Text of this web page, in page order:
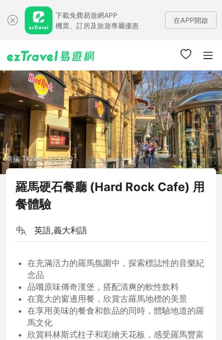
下載免費易遊網APP
機票、訂房及旅遊專屬優惠
在APP開啟
商編 TKNKL-135370
羅馬硬石餐廳 (Hard Rock Cafe) 用
餐體驗
英語,義大利語
在充滿活力的羅馬氛圍中，探索標誌性的音樂紀
念品
品嚐原味傳奇漢堡，搭配清爽的軟性飲料
在寬大的窗邊用餐，欣賞古羅馬地標的美景
在享用美味的餐食和飲品的同時，體驗地道的羅
馬文化
欣賞科林斯式柱子和彩繪天花板，感受羅馬豐富